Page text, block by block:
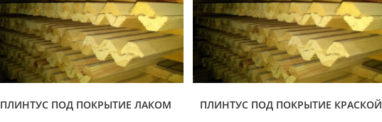
ПЛИНТУС ПОД ПОКРЫТИЕ ЛАКОМ ПЛИНТУС ПОД ПОКРЫТИЕ КРАСКОЙ